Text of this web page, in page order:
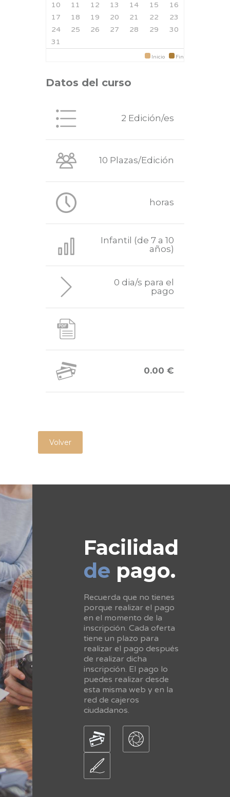
10 11 12 13 14 15
16
17
18 19 20 21 22
23
24
25 26 27 28 29
30
31
Inicio Fin
Datos del curso
2 Edición/es
10 Plazas/Edición
horas
Infantil (de 7 a 10
años)
0 dia/s para el
pago
0.00 €
Volver
Facilidad
de pago.
Recuerda que no tienes
porque realizar el pago
en el momento de la
inscripción. Cada oferta
tiene un plazo para
realizar el pago después
de realizar dicha
inscripción. El pago lo
puedes realizar desde
esta misma web y en la
red de cajeros
ciudadanos.